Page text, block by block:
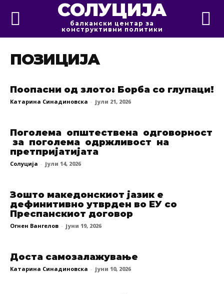
СОЛУЦИЈА
балкански центар за
конструктивни политики
ПОЗИЦИЈА
Поопасни од злото: Борба со глупаци!
Катарина Синадиновска - јули 21, 2026
Поголема општествена одговорност
за поголема одржливост на
претпријатијата
Солуција - јули 14, 2026
Зошто македонскиот јазик е
дефинитивно утврден во ЕУ со
Преспанскиот договор
Огнен Вангелов - јуни 19, 2026
Доста самозалажување
Катарина Синадиновска - јуни 10, 2026